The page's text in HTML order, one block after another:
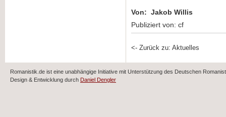
Von: Jakob Willis
Publiziert von: cf
<- Zurück zu: Aktuelles
Romanistik.de ist eine unabhängige Initiative mit Unterstützung des Deutschen
Design & Entwicklung durch Daniel Dengler